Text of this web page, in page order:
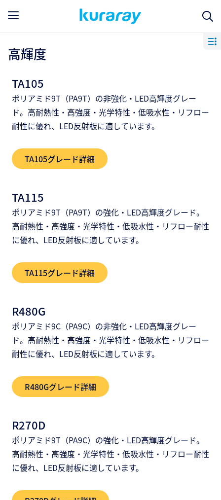
高輝度
TA105
ポリアミド9T（PA9T）の非強化・LED高輝度グレー
ド。高耐熱性・高強度・光学特性・低吸水性・リフロー
耐性に優れ、LED反射板に適しています。
TA105グレード詳細
TA115
ポリアミド9T（PA9T）の強化・LED高輝度グレード。
高耐熱性・高強度・光学特性・低吸水性・リフロー耐性
に優れ、LED反射板に適しています。
TA115グレード詳細
R480G
ポリアミド9C（PA9C）の非強化・LED高輝度グレー
ド。高耐熱性・高強度・光学特性・低吸水性・リフロー
耐性に優れ、LED反射板に適しています。
R480Gグレード詳細
R270D
ポリアミド9T（PA9C）の強化・LED高輝度グレード。
高耐熱性・高強度・光学特性・低吸水性・リフロー耐性
に優れ、LED反射板に適しています。